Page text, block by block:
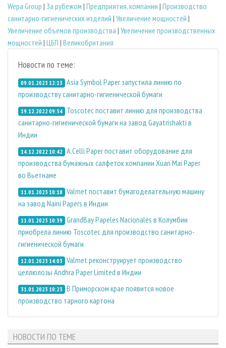
Wepa Group | За рубежом | Предприятия, компании | Производство
санитарно-гигиенических изделий | Увеличение мощностей |
Увеличение объемов производства | Увеличение производственных
мощностей | ЦБП | Великобритания
Новости по теме:
09.01.2023 12:13 Asia Symbol Paper запустила линию по
производству санитарно-гигиенической бумаги
19.12.2022 09:54
Toscotec поставит линию для производства
санитарно-гигиенической бумаги на завод Gayatrishakti в
Индии
14.12.2022 10:42 A.Celli Paper поставит оборудование для
производства бумажных салфеток компании Xuan Mai Paper
во Вьетнаме
11.01.2023 10:18 Valmet поставит бумагоделательную машину
на завод Naini Papers в Индии
11.01.2023 10:39 GrandBay Papeles Nacionales в Колумбии
приобрела линию Toscotec для производство санитарно-
гигиенической бумаги
12.01.2023 14:03 Valmet реконструирует производство
целлюлозы Andhra Paper Limited в Индии
31.01.2023 10:23 В Приморском крае появится новое
производство тарного картона
НОВОСТИ ПО ТЕМЕ